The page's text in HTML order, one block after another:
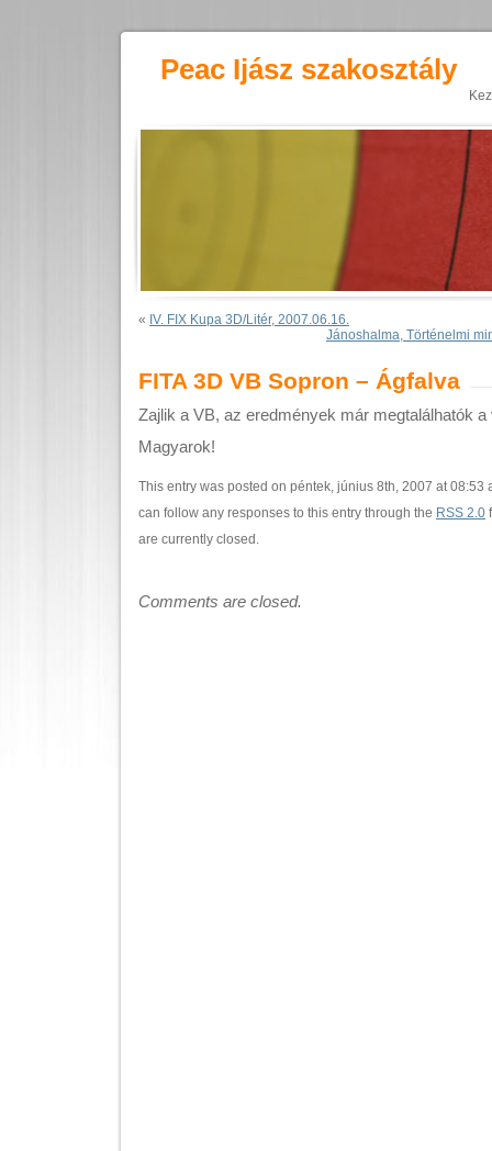
Peac Ijász szakosztály
« IV. FIX Kupa 3D/Litér, 2007.06.16.
Jánoshalma, Történelmi
FITA 3D VB Sopron – Ágfalva
Zajlik a VB, az eredmények már megtalálhatók
Magyarok!
This entry was posted on péntek, június 8th, 2007 at
can follow any responses to this entry through the RSS 2.0
are currently closed.
Comments are closed.